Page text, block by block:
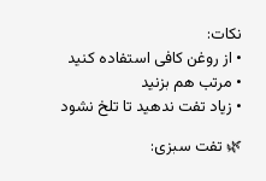
نکات:
• از روغن کافی استفاده کنید
• مرتب هم بزنید
• زیاد تفت ندهید تا تلخ نشود
🌿 تفت سبزی: